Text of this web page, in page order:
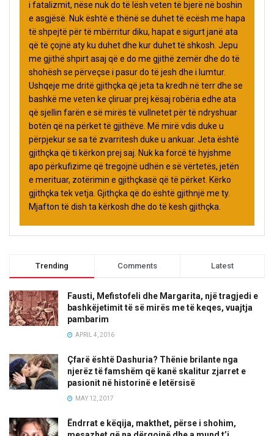
i fatalizmit, nëse nuk do të lësh veten të bjerë në boshin
e asgjësë. Nuk është e thënë se duhet të ecësh me hapa
të shpejtë për të mbërritur diku, hapat e sigurt janë ata
që të çojnë aty ku duhet dhe kur duhet të shkosh. Jepu
me gjithë shpirt asaj që e do me gjithë zemër dhe do të
shohësh se përveçse i pasur do të jesh dhe i lumtur.
Ushqeje me dritë gjithçka që jeta ta kredh në terr dhe se
bashkë me veten ke çliruar prej kësaj robëria edhe ata
që sjellin farën e së mirës të vullnetet për të ndryshuar
botën që na përket të gjithëve. Më mirë vdis duke u
përpjekur se sa të zvarritesh duke u ankuar. Jeta është
gjithçka që ti kërkon prej saj. Nuk ka forcë të hyjshme
apo përkufizime që tregojnë udhën e së vërtetës, jetën
e merituar, zotërimin e gjithçkasë që të përket. Kërko
gjithçka tek vetja. Gjithçka që do është gjithnjë me ty.
Mjafton të dish ta kërkosh dhe do të kesh gjithçka.
Trending Comments Latest
Fausti, Mefistofeli dhe Margarita, një tragjedi e
bashkëjetimit të së mirës me të keqes, vuajtja
pambarim
APRIL 4, 2016
Çfarë është Dashuria? Thënie brilante nga
njerëz të famshëm që kanë skalitur zjarret e
pasionit në historinë e letërsisë
MAY 12, 2017
Ëndrrat e këqija, makthet, përse i shohim,